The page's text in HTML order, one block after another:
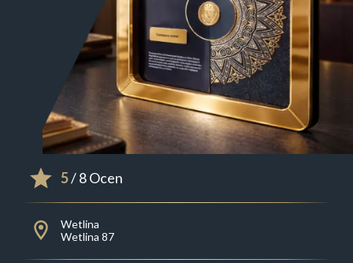
5/ 8 Ocen
Wetlina
Wetlina 87